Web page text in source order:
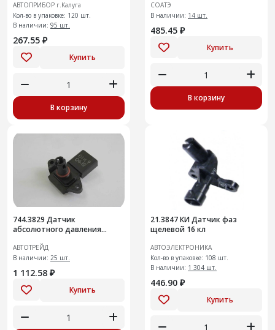
АВТОПРИБОР г.Калуга
Кол-во в упаковке: 120 шт.
В наличии: 95 шт.
267.55 ₽
Купить
В корзину
СОАТЭ
В наличии: 14 шт.
485.45 ₽
Купить
В корзину
744.3829 Датчик
абсолютного давления
АВТОТРЕЙД
В наличии: 25 шт.
1 112.58 ₽
Купить
21.3847 КИ Датчик фаз
щелевой 16 кл
АВТОЭЛЕКТРОНИКА
Кол-во в упаковке: 108 шт.
В наличии: 1 304 шт.
446.90 ₽
Купить